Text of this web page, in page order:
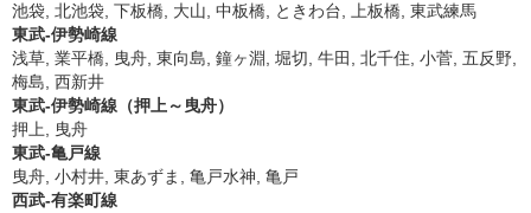
池袋, 北池袋, 下板橋, 大山, 中板橋, ときわ台, 上板橋, 東武練馬
東武-伊勢崎線
浅草, 業平橋, 曳舟, 東向島, 鐘ヶ淵, 堀切, 牛田, 北千住, 小菅, 五反野,
梅島, 西新井
東武-伊勢崎線（押上～曳舟）
押上, 曳舟
東武-亀戸線
曳舟, 小村井, 東あずま, 亀戸水神, 亀戸
西武-有楽町線